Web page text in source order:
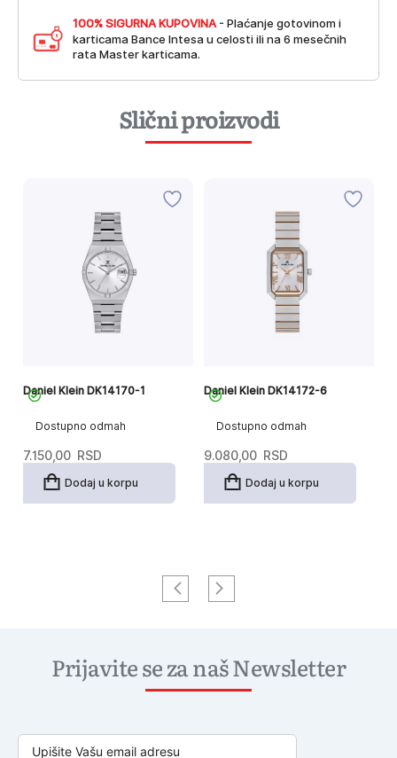
100% SIGURNA KUPOVINA - Plaćanje gotovinom i
karticama Bance Intesa u celosti ili na 6 mesečnih
rata Master karticama.
Slični proizvodi
Dostupno odmah
Daniel Klein DK14170-1
7.150,00 RSD
Dodaj u korpu
Dostupno odmah
Daniel Klein DK14172-6
9.080,00 RSD
Dodaj u korpu
Prijavite se za naš Newsletter